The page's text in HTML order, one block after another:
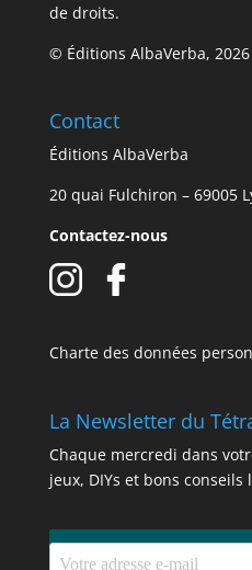
de droits.
© Éditions AlbaVerba, 2026
Contact
Éditions AlbaVerba
20 quai Fulchiron – 69005
Contactez-nous
Charte des données
La Newsletter du
Chaque mercredi dans
jeux, DIYs et bons conseils